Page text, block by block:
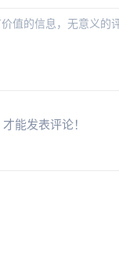
才能发表评论！